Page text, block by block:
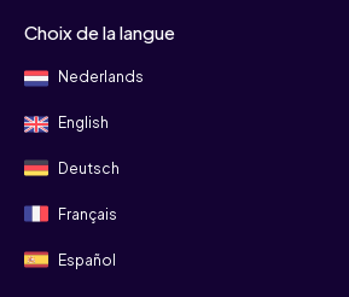
Choix de la langue
Nederlands
English
Deutsch
Français
Español